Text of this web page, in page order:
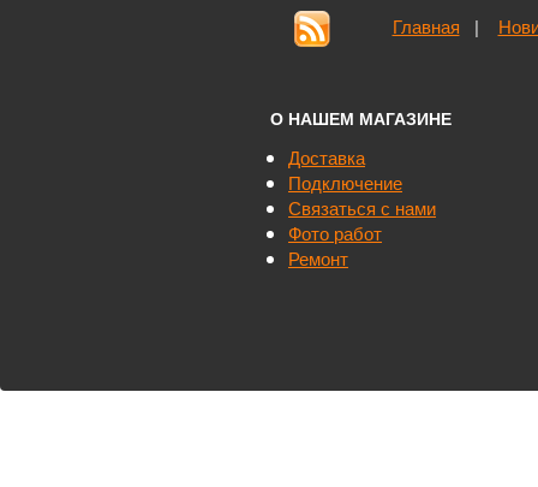
Главная |
О НАШЕМ МАГАЗИНЕ
Доставка
Подключение
Связаться с нами
Фото работ
Ремонт